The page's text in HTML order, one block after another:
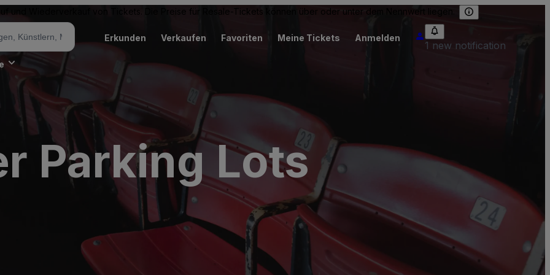
und Wiederverkauf von Tickets. Die Preise für Resale-Tickets können über oder unter dem Nennwert liegen.
Erkunden Verkaufen Favoriten Meine Tickets Anmelden
1 new notification
Parking Lots